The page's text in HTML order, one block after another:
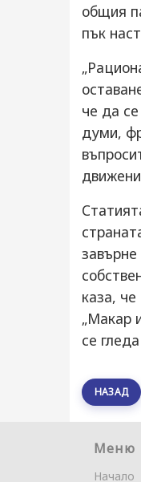
общия
пък
че да
думи,
каза,
„Макар
се
НАЗАД
Меню
Начало